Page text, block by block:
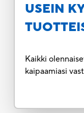
USEIN
Kaikki
kaipaamiasi